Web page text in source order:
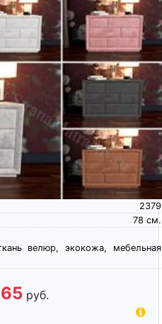
2379
см.
78
велюр, экокожа, мебельная
руб.